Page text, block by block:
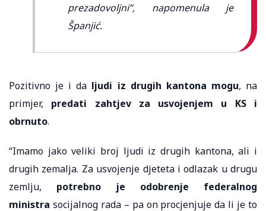
prezadovoljni”, napomenula je
Španjić.
Pozitivno je i da ljudi iz drugih kantona mogu, na
primjer, predati zahtjev za usvojenjem u KS i
obrnuto.
“Imamo jako veliki broj ljudi iz drugih kantona, ali i
drugih zemalja. Za usvojenje djeteta i odlazak u drugu
zemlju, potrebno je odobrenje federalnog
ministra socijalnog rada – pa on procjenjuje da li je to